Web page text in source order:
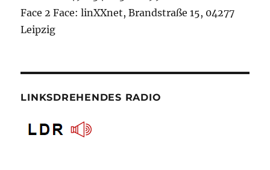
Face 2 Face: linXXnet, Brandstraße 15, 04277
Leipzig
LINKSDREHENDES RADIO